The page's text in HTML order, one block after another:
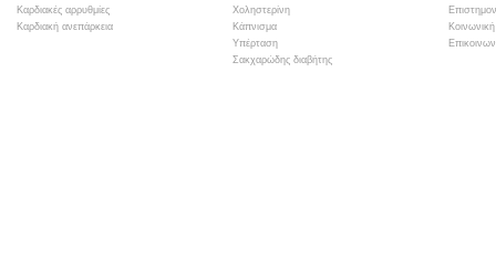
Καρδιακές αρρυθμίες
Καρδιακή ανεπάρκεια
Χοληστερίνη
Κάπνισμα
Υπέρταση
Σακχαρώδης διαβήτης